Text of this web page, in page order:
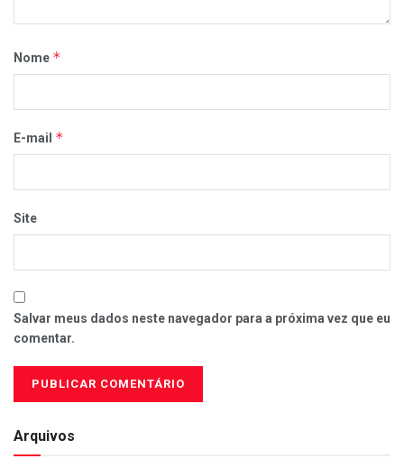
Nome *
E-mail *
Site
Salvar meus dados neste navegador para a próxima vez que eu
comentar.
Arquivos